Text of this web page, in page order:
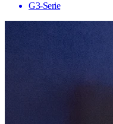
G3-Serie